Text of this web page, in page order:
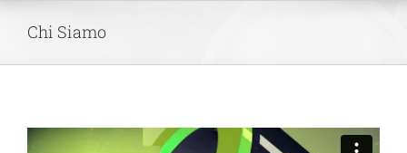
Chi Siamo